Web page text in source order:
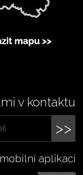
v kontaktu
>>
aplikaci